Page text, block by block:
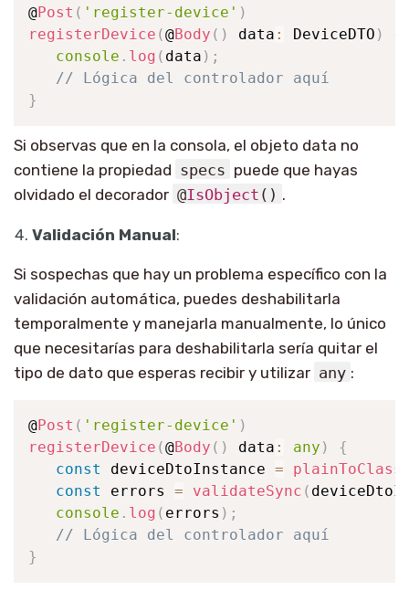
@Post ( 'register-device' )
registerDevice (@Body ( ) data : DeviceDTO )
{
console . log ( data ) ;
// Lógica del controlador aquí
}
Si observas que en la consola, el objeto data no
contiene la propiedad specs puede que hayas
olvidado el decorador @IsObject () .
Validación Manual:
Si sospechas que hay un problema específico con la
validación automática, puedes deshabilitarla
temporalmente y manejarla manualmente, lo único
que necesitarías para deshabilitarla sería quitar el
tipo de dato que esperas recibir y utilizar any :
@Post ( 'register-device' )
registerDevice (@Body ( ) data : any )
{
const
deviceDtoInstance = plainToClass
const
errors = validateSync (
console . log ( errors ) ;
// Lógica del controlador aquí
}